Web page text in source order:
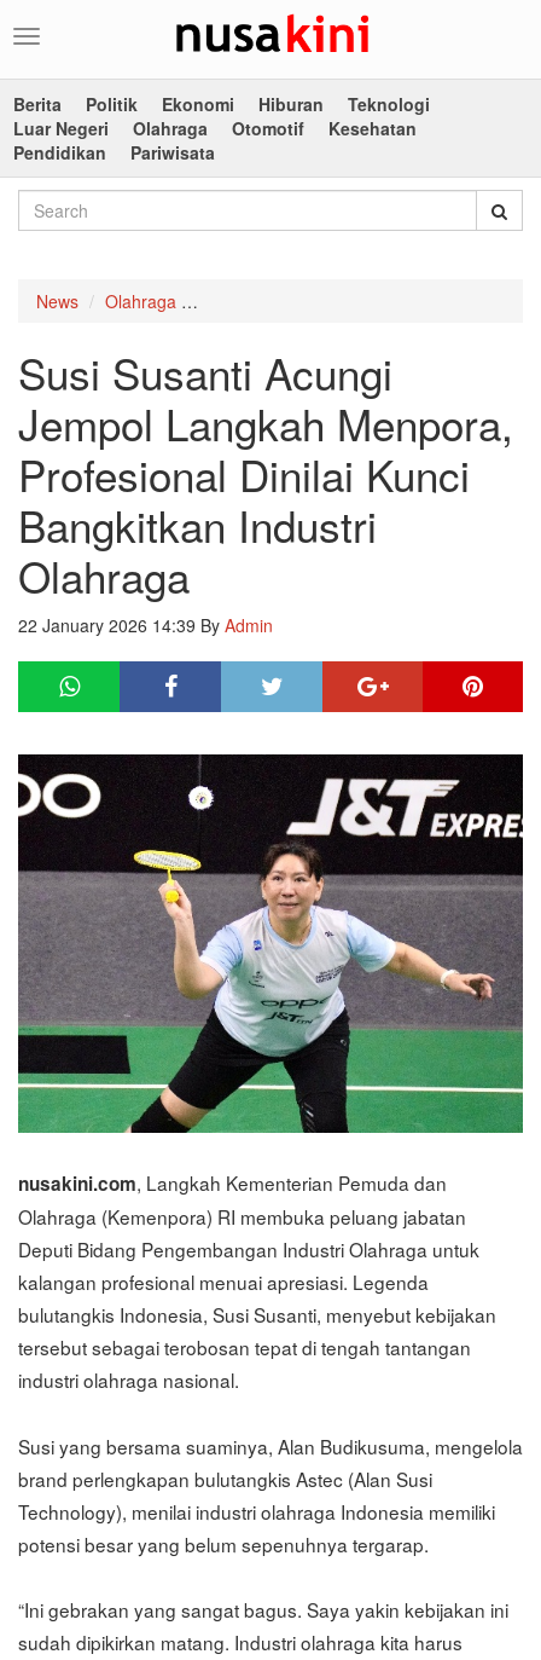
Toggle
Berita
Politik Ekonomi Hiburan
Teknologi
Luar Negeri
Olahraga Otomotif
Kesehatan
Pendidikan
Pariwisata
News Olahraga
Susi Susanti Acungi
Jempol Langkah Menpora,
Profesional Dinilai Kunci
Bangkitkan Industri
Olahraga
22 January 2026 14:39 By Admin
nusakini.com, Langkah Kementerian Pemuda dan
Olahraga (Kemenpora) RI membuka peluang jabatan
Deputi Bidang Pengembangan Industri Olahraga untuk
kalangan profesional menuai apresiasi. Legenda
bulutangkis Indonesia, Susi Susanti, menyebut kebijakan
tersebut sebagai terobosan tepat di tengah tantangan
industri olahraga nasional.
Susi yang bersama suaminya, Alan Budikusuma, mengelola
brand perlengkapan bulutangkis Astec (Alan Susi
Technology), menilai industri olahraga Indonesia memiliki
potensi besar yang belum sepenuhnya tergarap.
“Ini gebrakan yang sangat bagus. Saya yakin kebijakan ini
sudah dipikirkan matang. Industri olahraga kita harus